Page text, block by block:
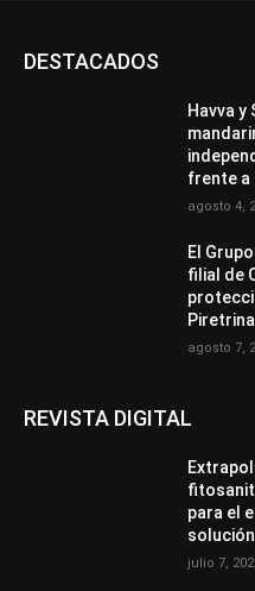
DESTACADOS
Havva
frente a
agosto 4,
El
filial de
agosto 7,
REVISTA DIGITAL
para el
julio 7,